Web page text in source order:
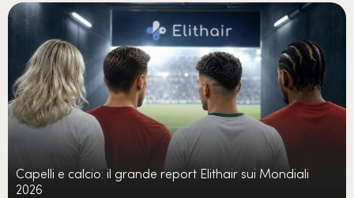
Capelli e calcio: il grande report Elithair sui Mondiali
2026